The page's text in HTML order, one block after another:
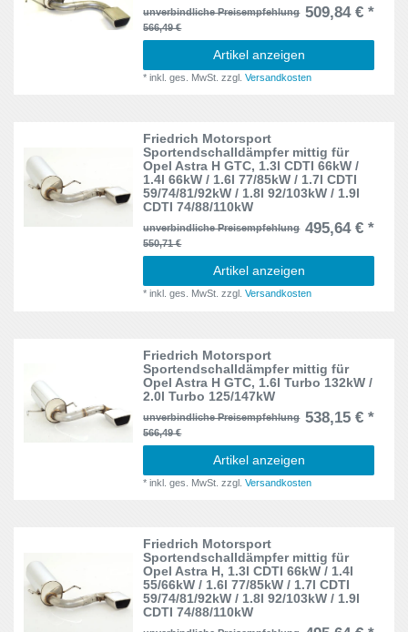
unverbindliche Preisempfehlung
566,49 €
509,84 € *
Artikel anzeigen
*inkl. ges. MwSt. zzgl.Versandkosten
Friedrich Motorsport
Sportendschalldämpfer mittig für
Opel Astra H GTC, 1.3l CDTI 66kW /
1.4l 66kW / 1.6l 77/85kW / 1.7l CDTI
59/74/81/92kW / 1.8l 92/103kW / 1.9l
CDTI 74/88/110kW
unverbindliche Preisempfehlung
550,71 €
495,64 € *
Artikel anzeigen
*inkl. ges. MwSt. zzgl.Versandkosten
Friedrich Motorsport
Sportendschalldämpfer mittig für
Opel Astra H GTC, 1.6l Turbo 132kW /
2.0l Turbo 125/147kW
unverbindliche Preisempfehlung
566,49 €
538,15 € *
Artikel anzeigen
*inkl. ges. MwSt. zzgl.Versandkosten
Friedrich Motorsport
Sportendschalldämpfer mittig für
Opel Astra H, 1.3l CDTI 66kW / 1.4l
55/66kW / 1.6l 77/85kW / 1.7l CDTI
59/74/81/92kW / 1.8l 92/103kW / 1.9l
CDTI 74/88/110kW